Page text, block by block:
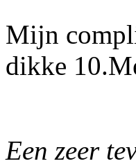
Mijn
dikke
Een zeer